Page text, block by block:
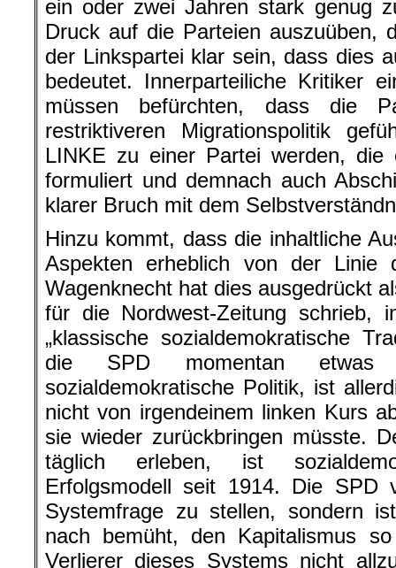
ein oder zwei Jahren stark genug
Druck auf die Parteien auszuüben,
der Linkspartei klar sein, dass dies
bedeutet. Innerparteiliche Kritiker
müssen befürchten, dass die
restriktiveren Migrationspolitik
LINKE zu einer Partei werden, die
formuliert und demnach auch
klarer Bruch mit dem
Hinzu kommt, dass die inhaltliche
Aspekten erheblich von der Linie
Wagenknecht hat dies ausgedrückt
für die Nordwest-Zeitung schrieb,
„klassische sozialdemokratische
die SPD momentan
sozialdemokratische Politik, ist
nicht von irgendeinem linken Kurs
sie wieder zurückbringen müsste.
täglich erleben, ist
Erfolgsmodell seit 1914. Die SPD
Systemfrage zu stellen, sondern
nach bemüht, den Kapitalismus
Verlierer dieses Systems nicht